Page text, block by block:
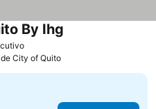
Ver preços
By Ihg
City of Quito